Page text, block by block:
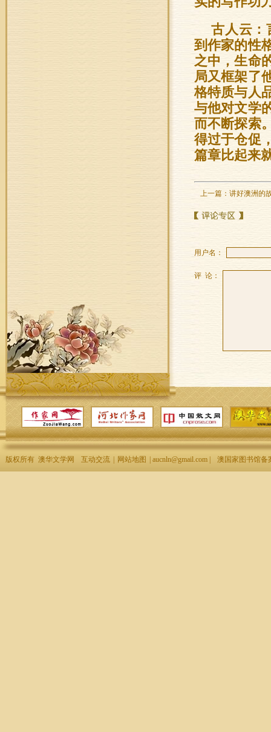
古人云：
到作家的性
之中，生命
局又框架了
格特质与人
与他对文学
而不断探索
得过于仓促
篇章比起来
上一篇： 讲好澳洲的
用户名：
评 论：
版权所有 澳华文学网 互动交流 网站地图 | aucnln@gmail.com | 澳国家图书馆备